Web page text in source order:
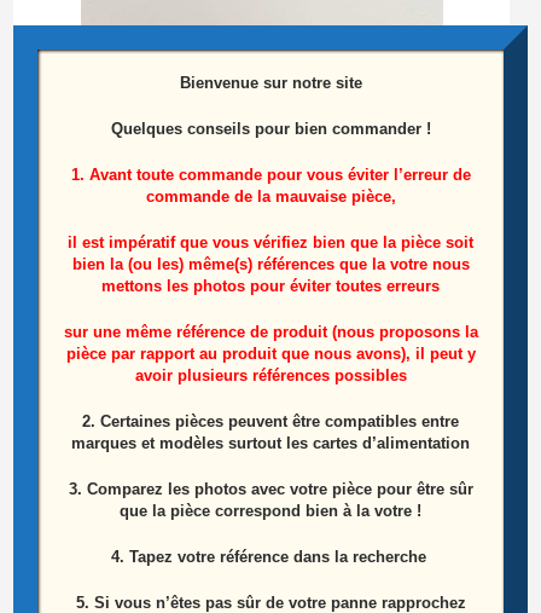
Ensemble Haut Parleurs Télé Philips
50PFH4329/88
15,00€
Bienvenue sur notre site
Quelques conseils pour bien commander !
1. Avant toute commande pour vous éviter l’erreur de
commande de la mauvaise pièce,
il est impératif que vous vérifiez bien que la pièce soit
bien la (ou les) même(s) références que la votre nous
mettons les photos pour éviter toutes erreurs
sur une même référence de produit (nous proposons la
pièce par rapport au produit que nous avons), il peut y
avoir plusieurs références possibles
2. Certaines pièces peuvent être compatibles entre
marques et modèles surtout les cartes d’alimentation
3. Comparez les photos avec votre pièce pour être sûr
que la pièce correspond bien à la votre !
4. Tapez votre référence dans la recherche
5. Si vous n’êtes pas sûr de votre panne rapprochez